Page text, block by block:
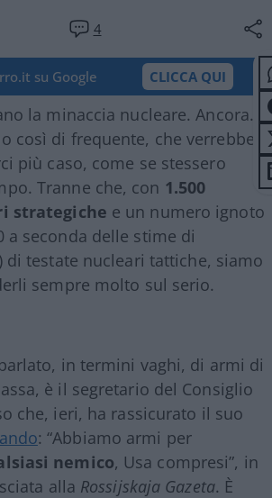
4
su Google CLICCA QUI
la minaccia nucleare. Ancora.
così di frequente, che verrebbe
più caso, come se stessero
Tranne che, con 1.500
strategiche e un numero ignoto
a seconda delle stime di
di testate nucleari tattiche, siamo
sempre molto sul serio.
in termini vaghi, di armi di
è il segretario del Consiglio
che, ieri, ha rassicurato il suo
: “Abbiamo armi per
nemico, Usa compresi”, in
alla Rossijskaja Gazeta. È